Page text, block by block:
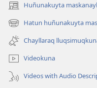
Huñunakuyta
(abre
una
nueva
ventana)
Hatun huñunakuyta
(abre
una
nueva
ventana)
Chayllaraq
Videokuna
Videos with Audio